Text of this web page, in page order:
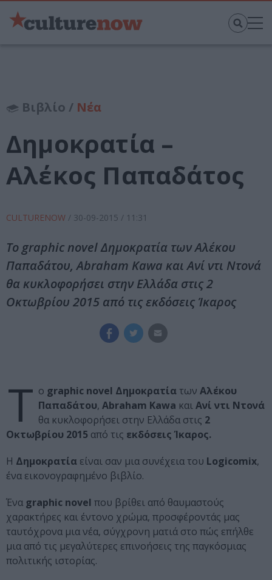
Βιβλίο / Νέα
Δημοκρατία –
Αλέκος Παπαδάτος
CULTURENOW / 30-09-2015 / 11:31
To graphic novel Δημοκρατία των Αλέκου
Παπαδάτου, Abraham Kawa και Aνί ντι Ντoνά
θα κυκλοφορήσει στην Ελλάδα στις 2
Οκτωβρίου 2015 από τις εκδόσεις Ίκαρος
T o graphic novel Δημοκρατία των Αλέκου
Παπαδάτου, Abraham Kawa καιAνί ντι Ντoνά
θα κυκλοφορήσει στην Ελλάδα στις 2
Οκτωβρίου 2015 από τις εκδόσεις Ίκαρος.
Η Δημοκρατία είναι σαν μια συνέχεια του Logicomix,
ένα εικονογραφημένο βιβλίο.
Ένα graphic novel που βρίθει από θαυμαστούς
χαρακτήρες και έντονο χρώμα, προσφέροντάς μας
ταυτόχρονα μια νέα, σύγχρονη ματιά στο πώς επήλθε
μια από τις μεγαλύτερες επινοήσεις της παγκόσμιας
πολιτικής ιστορίας.